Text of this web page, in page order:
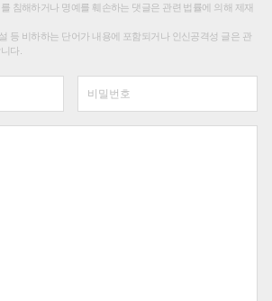
침해하거나 명예를 훼손하는 댓글은 관련 법률에 의해 제재
등 비하하는 단어가 내용에 포함되거나 인신공격성 글은 관
다.